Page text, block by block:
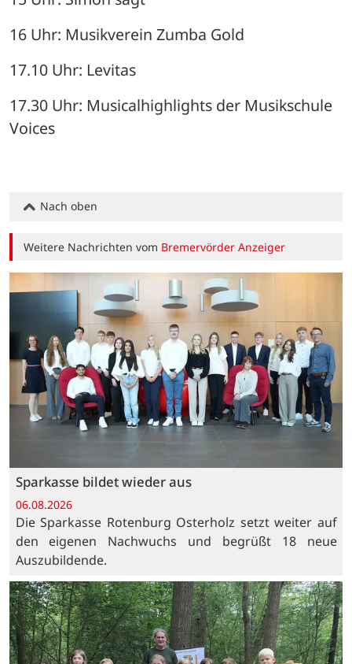
16 Uhr: Musikverein Zumba Gold
17.10 Uhr: Levitas
17.30 Uhr: Musicalhighlights der Musikschule
Voices
Nach oben
Weitere Nachrichten vom Bremervörder Anzeiger
Sparkasse bildet wieder aus
06.08.2026
Die Sparkasse Rotenburg Osterholz setzt weiter auf
den eigenen Nachwuchs und begrüßt 18 neue
Auszubildende.